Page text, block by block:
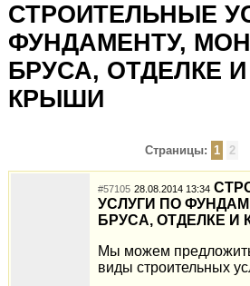
СТРОИТЕЛЬНЫЕ
ФУНДАМЕНТУ,
БРУСА, ОТДЕЛКЕ
КРЫШИ
Страницы: 1 2
#57105 28.08.2014 13:34
УСЛУГИ ПО
БРУСА, ОТДЕЛКЕ И
Мы можем
виды строительных